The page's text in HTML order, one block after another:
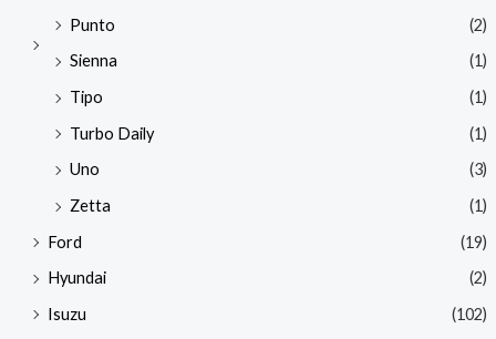
Punto
(2)
Sienna
(1)
Tipo
(1)
Turbo Daily
(1)
Uno
(3)
Zetta
(1)
Ford
(19)
Hyundai
(2)
Isuzu
(102)